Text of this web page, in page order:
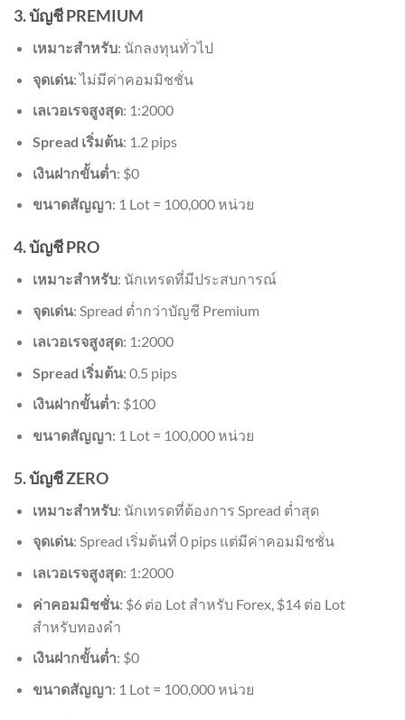
3. บัญชี PREMIUM
เหมาะสำหรับ: นักลงทุนทั่วไป
จุดเด่น: ไม่มีค่าคอมมิชชั่น
เลเวอเรจสูงสุด: 1:2000
Spread เริ่มต้น: 1.2 pips
เงินฝากขั้นต่ำ: $0
ขนาดสัญญา: 1 Lot = 100,000 หน่วย
4. บัญชี PRO
เหมาะสำหรับ: นักเทรดที่มีประสบการณ์
จุดเด่น: Spread ต่ำกว่าบัญชี Premium
เลเวอเรจสูงสุด: 1:2000
Spread เริ่มต้น: 0.5 pips
เงินฝากขั้นต่ำ: $100
ขนาดสัญญา: 1 Lot = 100,000 หน่วย
5. บัญชี ZERO
เหมาะสำหรับ: นักเทรดที่ต้องการ Spread ต่ำสุด
จุดเด่น: Spread เริ่มต้นที่ 0 pips แต่มีค่าคอมมิชชั่น
เลเวอเรจสูงสุด: 1:2000
ค่าคอมมิชชั่น: $6 ต่อ Lot สำหรับ Forex, $14 ต่อ Lot
สำหรับทองคำ
เงินฝากขั้นต่ำ: $0
ขนาดสัญญา: 1 Lot = 100,000 หน่วย